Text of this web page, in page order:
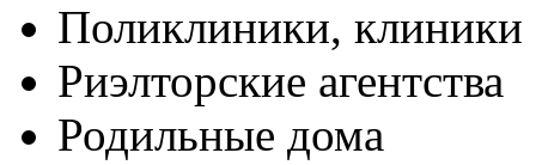
Поликлиники, клиники
Риэлторские агентства
Родильные дома